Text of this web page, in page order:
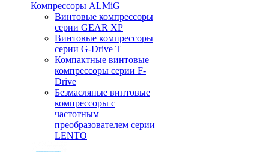
Компрессоры ALMiG
Винтовые компрессоры
серии GEAR XP
Винтовые компрессоры
серии G-Drive T
Компактные винтовые
компрессоры серии F-
Drive
Безмасляные винтовые
компрессоры с
частотным
преобразователем серии
LENTO